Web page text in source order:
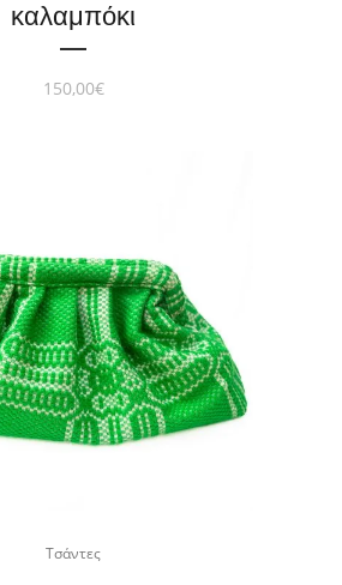
καλαμπόκι
150,00€
Τσάντες